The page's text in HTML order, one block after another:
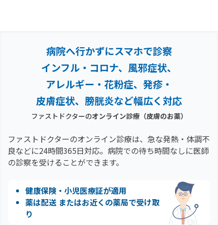
病院へ行かずにスマホで診察
インフル・コロナ、風邪症状、
アレルギー・花粉症、 発疹・
皮膚症状、膀胱炎など幅広く対応
ファストドクターのオンライン診療（皮膚のお薬）
ファストドクターのオンライン診療は、急な発熱・体調不
良などに24時間365日対応。 病院での待ち時間なしに医師
の診察を受けることができます。
健康保険・小児医療証が適用
薬は配送 またはお近くの薬局で受け取
り